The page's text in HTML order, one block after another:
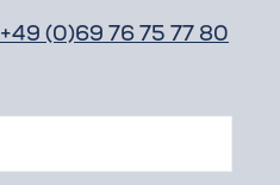
+49 (0)69 76 75 77 80